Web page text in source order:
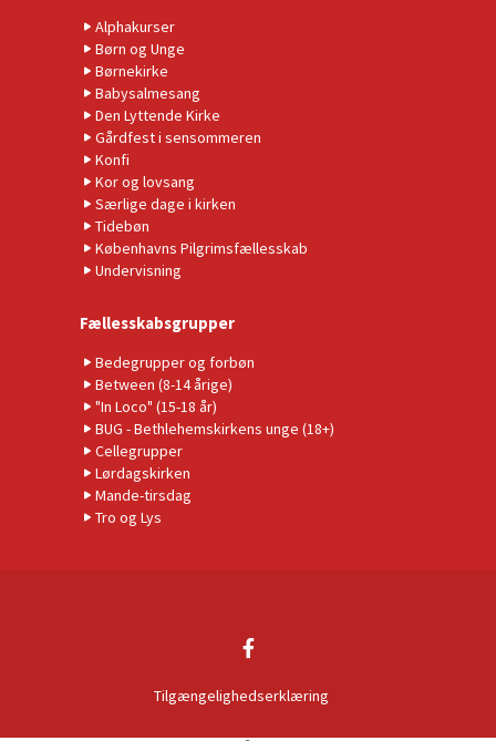
Alphakurser
Børn og Unge
Børnekirke
Babysalmesang
Den Lyttende Kirke
Gårdfest i sensommeren
Konfi
Kor og lovsang
Særlige dage i kirken
Tidebøn
Københavns Pilgrimsfællesskab
Undervisning
Fællesskabsgrupper
Bedegrupper og forbøn
Between (8-14 årige)
"In Loco" (15-18 år)
BUG - Bethlehemskirkens unge (18+)
Cellegrupper
Lørdagskirken
Mande-tirsdag
Tro og Lys
Tilgængelighedserklæring